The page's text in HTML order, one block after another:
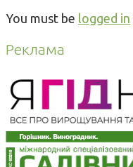
You must be logged in
Реклама